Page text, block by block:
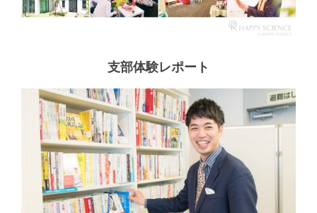
支部体験レポート